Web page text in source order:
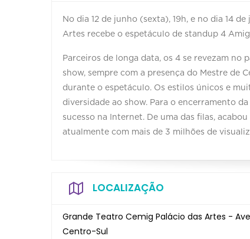
No dia 12 de junho (sexta), 19h, e no dia 14
Artes recebe o espetáculo de standup 4
Parceiros de longa data, os 4 se revezam no
show, sempre com a presença do Mestre de
durante o espetáculo. Os estilos únicos e
diversidade ao show. Para o encerramento
sucesso na Internet. De uma das filas,
atualmente com mais de 3 milhões de
LOCALIZAÇÃO
Grande Teatro Cemig Palácio das Artes -
Centro-Sul